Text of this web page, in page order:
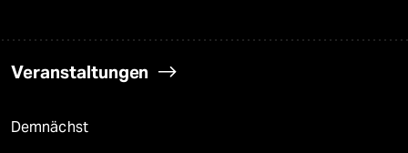
Veranstaltungen
Demnächst